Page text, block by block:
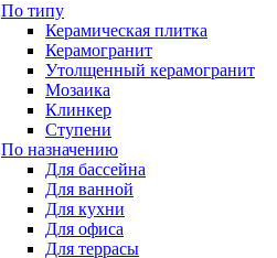
По типу
Керамическая плитка
Керамогранит
Утолщенный керамогранит
Мозаика
Клинкер
Ступени
По назначению
Для бассейна
Для ванной
Для кухни
Для офиса
Для террасы